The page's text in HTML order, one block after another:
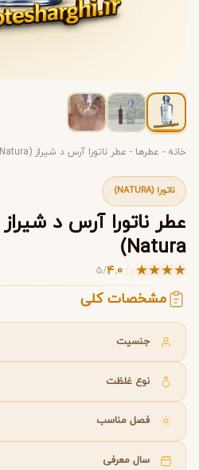
خانه - عطرها - عطر ناتورا آرس د شیراز (Ares de Shiraz Natura)
ناتورا (NATURA)
Natura)
★
★
★
★
☆
4.0
/
5
مشخصات کلی
جنسیت
نوع غلظت
فصل مناسب
سال معرفی